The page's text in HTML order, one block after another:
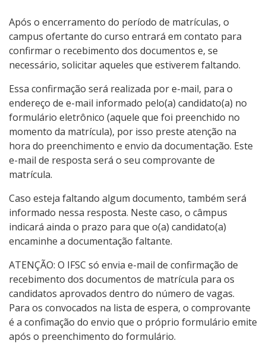
Após o encerramento do período de matrículas, o
campus ofertante do curso entrará em contato para
confirmar o recebimento dos documentos e, se
necessário, solicitar aqueles que estiverem faltando.
Essa confirmação será realizada por e-mail, para o
endereço de e-mail informado pelo(a) candidato(a) no
formulário eletrônico (aquele que foi preenchido no
momento da matrícula), por isso preste atenção na
hora do preenchimento e envio da documentação. Este
e-mail de resposta será o seu comprovante de
matrícula.
Caso esteja faltando algum documento, também será
informado nessa resposta. Neste caso, o câmpus
indicará ainda o prazo para que o(a) candidato(a)
encaminhe a documentação faltante.
ATENÇÃO: O IFSC só envia e-mail de confirmação de
recebimento dos documentos de matrícula para os
candidatos aprovados dentro do número de vagas.
Para os convocados na lista de espera, o comprovante
é a confimação do envio que o próprio formulário emite
após o preenchimento do formulário.